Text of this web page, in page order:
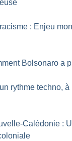
: Enjeu
Bolsonaro a
rythme techno,
Calédonie :